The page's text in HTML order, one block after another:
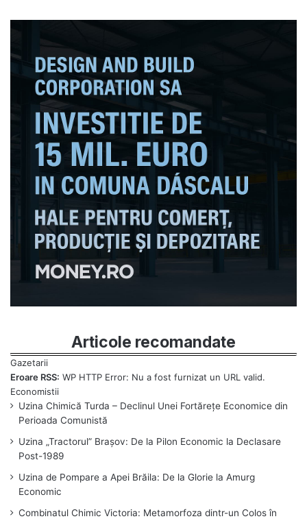
Articole recomandate
Eroare RSS: WP HTTP Error: Nu a fost furnizat un URL valid.
Uzina Chimică Turda – Declinul Unei Fortărețe Economice din
Perioada Comunistă
Uzina „Tractorul” Brașov: De la Pilon Economic la Declasare
Post-1989
Uzina de Pompare a Apei Brăila: De la Glorie la Amurg
Economic
Combinatul Chimic Victoria: Metamorfoza dintr-un Colos în